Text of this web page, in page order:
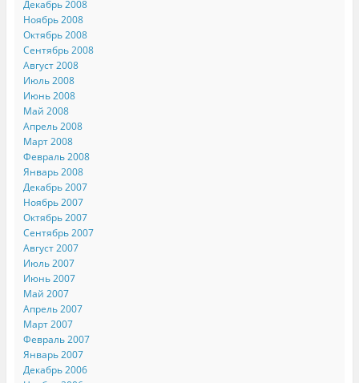
Декабрь 2008
Ноябрь 2008
Октябрь 2008
Сентябрь 2008
Август 2008
Июль 2008
Июнь 2008
Май 2008
Апрель 2008
Март 2008
Февраль 2008
Январь 2008
Декабрь 2007
Ноябрь 2007
Октябрь 2007
Сентябрь 2007
Август 2007
Июль 2007
Июнь 2007
Май 2007
Апрель 2007
Март 2007
Февраль 2007
Январь 2007
Декабрь 2006